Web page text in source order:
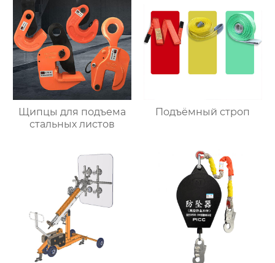
Щипцы для подъема
стальных листов
Подъёмный строп